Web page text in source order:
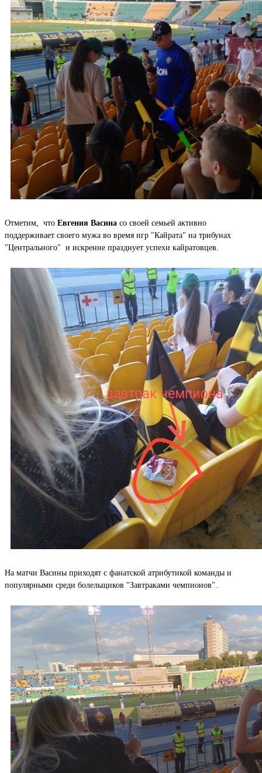
Отметим, что Евгения Васина со своей семьей активно
поддерживает своего мужа во время игр "Кайрата" на трибунах
"Центрального" и искренне празднует успехи кайратовцев.
На матчи Васины приходят с фанатской атрибутикой команды и
популярными среди болельщиков "Завтраками чемпионов".